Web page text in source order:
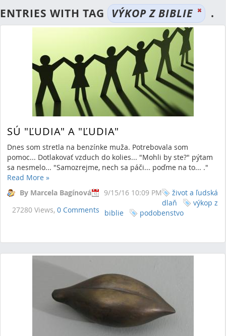
Napísať správu
ENTRIES WITH TAG VÝKOP Z BIBLIE .
SÚ "ĽUDIA" A "ĽUDIA"
Dnes som stretla na benzínke muža. Potrebovala som
pomoc... Dotlakovať vzduch do kolies... "Mohli by ste?" pýtam
sa nesmelo... "Samozrejme, nech sa páči... poďme na to... ."
Read More »
By Marcela Bagínová
9/15/16 10:09 PM
27280 Views, 0 Comments
život a ľudská
dlaň
výkop z
biblie
podobenstvo